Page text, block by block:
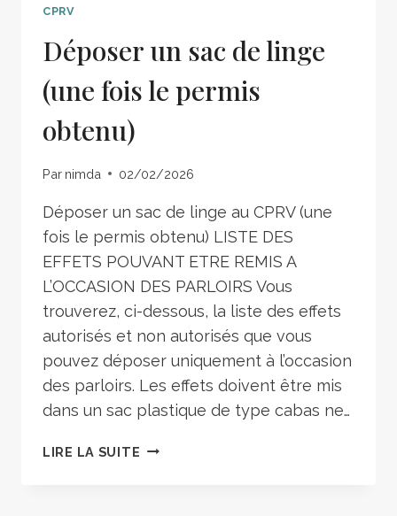
CPRV
Déposer un sac de linge
(une fois le permis
obtenu)
Par nimda 02/02/2026
Déposer un sac de linge au CPRV (une
fois le permis obtenu) LISTE DES
EFFETS POUVANT ETRE REMIS A
L’OCCASION DES PARLOIRS Vous
trouverez, ci-dessous, la liste des effets
autorisés et non autorisés que vous
pouvez déposer uniquement à l’occasion
des parloirs. Les effets doivent être mis
dans un sac plastique de type cabas ne…
LIRE LA SUITE